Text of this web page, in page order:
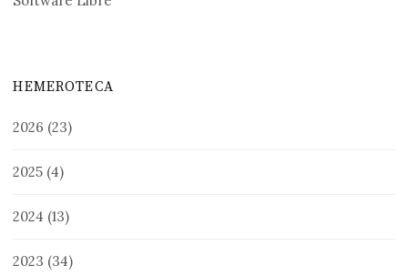
HEMEROTECA
2026 (23)
2025 (4)
2024 (13)
2023 (34)